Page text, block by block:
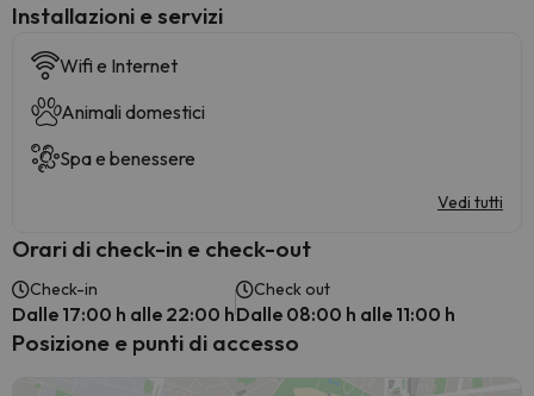
Installazioni e servizi
Wifi e Internet
Animali domestici
Spa e benessere
Vedi tutti
Orari di check-in e check-out
Check-in
Dalle 17:00 h alle 22:00 h
Check out
Dalle 08:00 h alle 11:00 h
Posizione e punti di accesso